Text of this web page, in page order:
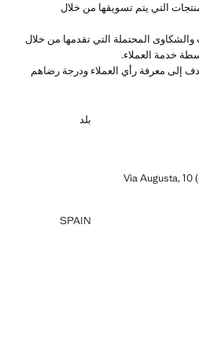
التي يتم تسويقها من خلال
والشكاوى المحتملة التي تقدمها من خلال
خدمة العملاء.
إلى معرفة رأي العملاء ودرجة رضاهم
بلد
Via Augusta, 10
SPAIN